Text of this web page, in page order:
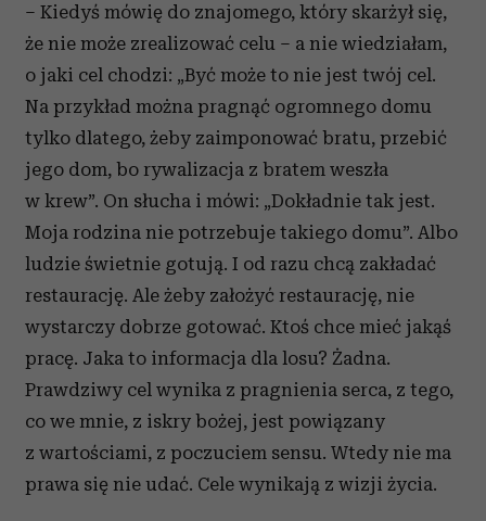
– Kiedyś mówię do znajomego, który skarżył się,
że nie może zrealizować celu – a nie wiedziałam,
o jaki cel chodzi: „Być może to nie jest twój cel.
Na przykład można pragnąć ogromnego domu
tylko dlatego, żeby zaimponować bratu, przebić
jego dom, bo rywalizacja z bratem weszła
w krew”. On słucha i mówi: „Dokładnie tak jest.
Moja rodzina nie potrzebuje takiego domu”. Albo
ludzie świetnie gotują. I od razu chcą zakładać
restaurację. Ale żeby założyć restaurację, nie
wystarczy dobrze gotować. Ktoś chce mieć jakąś
pracę. Jaka to informacja dla losu? Żadna.
Prawdziwy cel wynika z pragnienia serca, z tego,
co we mnie, z iskry bożej, jest powiązany
z wartościami, z poczuciem sensu. Wtedy nie ma
prawa się nie udać. Cele wynikają z wizji życia.